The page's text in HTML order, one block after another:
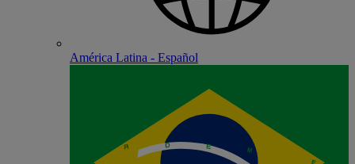
América Latina - Español